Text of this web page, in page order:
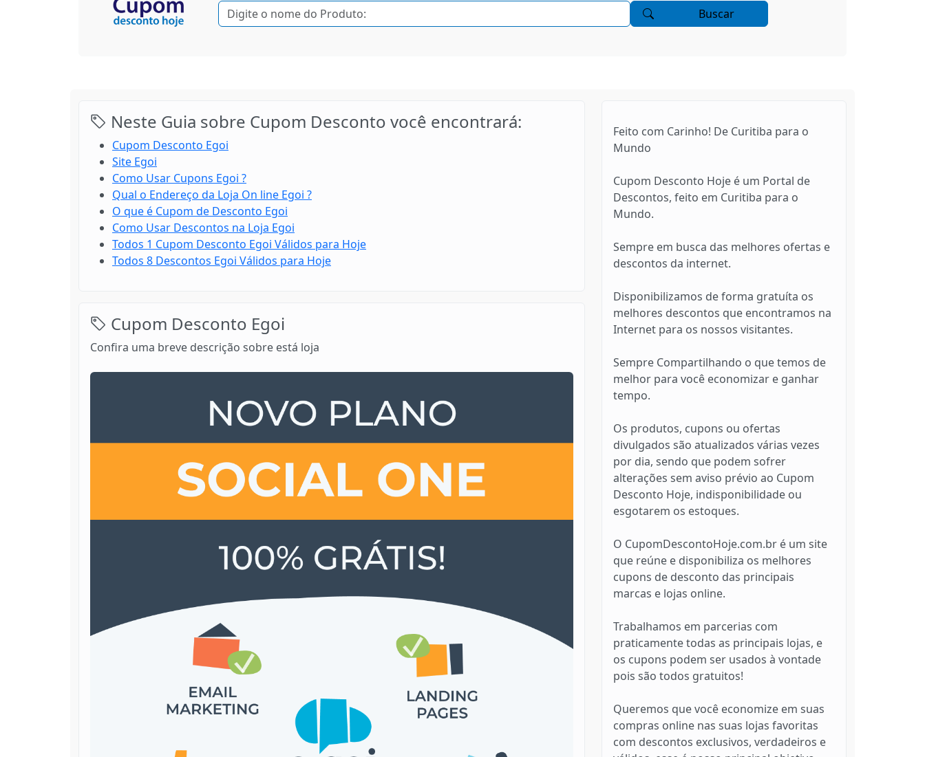
Buscar
Neste Guia sobre Cupom Desconto você encontrará:
Cupom Desconto Egoi
Site Egoi
Como Usar Cupons Egoi ?
Qual o Endereço da Loja On line Egoi ?
O que é Cupom de Desconto Egoi
Como Usar Descontos na Loja Egoi
Todos 1 Cupom Desconto Egoi Válidos para Hoje
Todos 8 Descontos Egoi Válidos para Hoje
Cupom Desconto Egoi
Confira uma breve descrição sobre está loja
Feito com Carinho! De Curitiba para o
Mundo
Cupom Desconto Hoje é um Portal de
Descontos, feito em Curitiba para o
Mundo.
Sempre em busca das melhores ofertas e
descontos da internet.
Disponibilizamos de forma gratuíta os
melhores descontos que encontramos na
Internet para os nossos visitantes.
Sempre Compartilhando o que temos de
melhor para você economizar e ganhar
tempo.
Os produtos, cupons ou ofertas
divulgados são atualizados várias vezes
por dia, sendo que podem sofrer
alterações sem aviso prévio ao Cupom
Desconto Hoje, indisponibilidade ou
esgotarem os estoques.
O CupomDescontoHoje.com.br é um site
que reúne e disponibiliza os melhores
cupons de desconto das principais
marcas e lojas online.
Trabalhamos em parcerias com
praticamente todas as principais lojas, e
os cupons podem ser usados à vontade
pois são todos gratuitos!
Queremos que você economize em suas
compras online nas suas lojas favoritas
com descontos exclusivos, verdadeiros e